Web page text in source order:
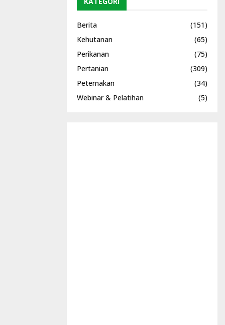
Berita
(151)
Kehutanan
(65)
Perikanan
(75)
Pertanian
(309)
Peternakan
(34)
Webinar & Pelatihan
(5)